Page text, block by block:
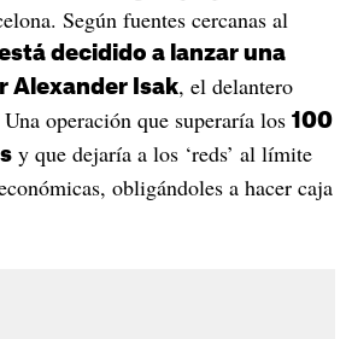
Según fuentes cercanas al
decidido a lanzar una
Alexander Isak, el delantero
operación que superaría los 100
y que dejaría a los ‘reds’ al límite
obligándoles a hacer caja